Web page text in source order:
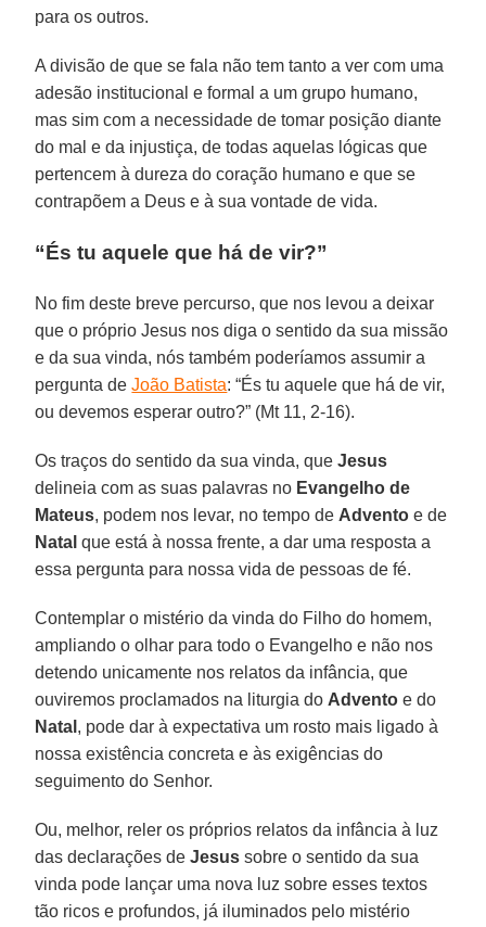
para os outros.
A divisão de que se fala não tem tanto a ver com uma
adesão institucional e formal a um grupo humano,
mas sim com a necessidade de tomar posição diante
do mal e da injustiça, de todas aquelas lógicas que
pertencem à dureza do coração humano e que se
contrapõem a Deus e à sua vontade de vida.
“És tu aquele que há de vir?”
No fim deste breve percurso, que nos levou a deixar
que o próprio Jesus nos diga o sentido da sua missão
e da sua vinda, nós também poderíamos assumir a
pergunta deJoão Batista: “És tu aquele que há de vir,
ou devemos esperar outro?” (Mt 11, 2-16).
Os traços do sentido da sua vinda, queJesus
delineia com as suas palavras no Evangelho de
Mateus, podem nos levar, no tempo de Advento e de
Natal que está à nossa frente, a dar uma resposta a
essa pergunta para nossa vida de pessoas de fé.
Contemplar o mistério da vinda do Filho do homem,
ampliando o olhar para todo o Evangelho e não nos
detendo unicamente nos relatos da infância, que
ouviremos proclamados na liturgia do Advento e do
Natal , pode dar à expectativa um rosto mais ligado à
nossa existência concreta e às exigências do
seguimento do Senhor.
Ou, melhor, reler os próprios relatos da infância à luz
das declarações deJesus sobre o sentido da sua
vinda pode lançar uma nova luz sobre esses textos
tão ricos e profundos, já iluminados pelo mistério